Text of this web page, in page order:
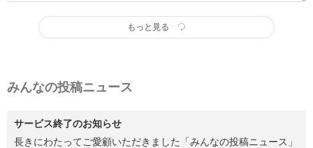
もっと見る
みんなの投稿ニュース
サービス終了のお知らせ
長きにわたってご愛顧いただきました「みんなの投稿ニュース」